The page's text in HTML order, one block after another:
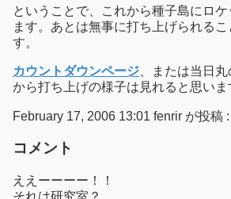
ということで、これから種子島にロ
ます。あとは無事に打ち上げられる
す。
カウントダウンページ 、または当日
から打ち上げの様子は見れると思いま
February 17, 2006 13:01 fenrir が投稿 :
コメント
ええーーーー！！
それは研究室？